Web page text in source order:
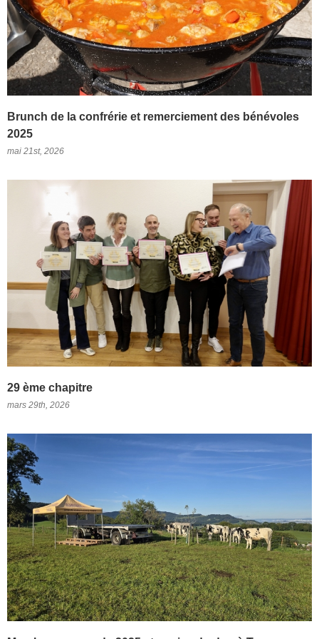
Brunch de la confrérie et remerciement des bénévoles
2025
mai 21st, 2026
29 ème chapitre
mars 29th, 2026